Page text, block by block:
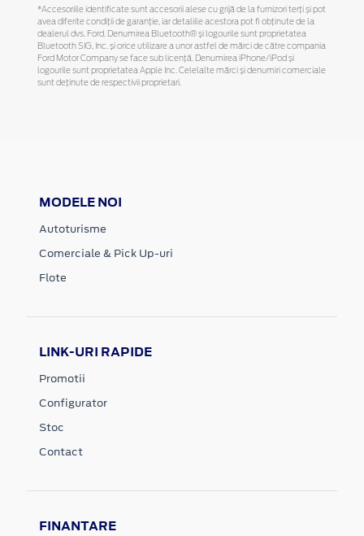
*Accesoriile identificate sunt accesorii alese cu grijă de la furnizori terți și pot
avea diferite condiții de garanție, iar detaliile acestora pot fi obținute de la
dealerul dvs. Ford. Denumirea Bluetooth® și logourile sunt proprietatea
Bluetooth SIG, Inc. și orice utilizare a unor astfel de mărci de către compania
Ford Motor Company se face sub licență. Denumirea iPhone/iPod și
logourile sunt proprietatea Apple Inc. Celelalte mărci și denumiri comerciale
sunt deținute de respectivii proprietari.
MODELE NOI
Autoturisme
Comerciale & Pick Up-uri
Flote
LINK-URI RAPIDE
Promotii
Configurator
Stoc
Contact
FINANTARE